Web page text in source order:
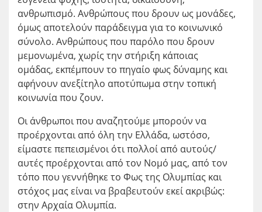
ανθρωπισμό. Ανθρώπους που δρουν ως μονάδες,
όμως αποτελούν παράδειγμα για το κοινωνικό
σύνολο. Ανθρώπους που παρόλο που δρουν
μεμονωμένα, χωρίς την στήριξη κάποιας
ομάδας, εκπέμπουν το πηγαίο φως δύναμης και
αφήνουν ανεξίτηλο αποτύπωμα στην τοπική
κοινωνία που ζουν.
Οι άνθρωποι που αναζητούμε μπορούν να
προέρχονται από όλη την Ελλάδα, ωστόσο,
είμαστε πεπεισμένοι ότι πολλοί από αυτούς/
αυτές προέρχονται από τον Νομό μας, από τον
τόπο που γεννήθηκε το Φως της Ολυμπίας και
στόχος μας είναι να βραβευτούν εκεί ακριβώς:
στην Αρχαία Ολυμπία.